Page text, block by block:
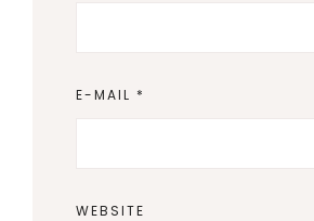
E-MAIL *
WEBSITE